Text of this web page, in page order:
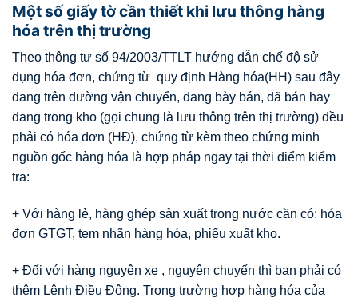
Một số giấy tờ cần thiết khi lưu thông hàng
hóa trên thị trường
Theo thông tư số 94/2003/TTLT hướng dẫn chế độ sử
dụng hóa đơn, chứng từ quy định Hàng hóa(HH) sau đây
đang trên đường vận chuyển, đang bày bán, đã bán hay
đang trong kho (gọi chung là lưu thông trên thị trường) đều
phải có hóa đơn (HĐ), chứng từ kèm theo chứng minh
nguồn gốc hàng hóa là hợp pháp ngay tại thời điểm kiểm
tra:
+ Với hàng lẻ, hàng ghép sản xuất trong nước cần có: hóa
đơn GTGT, tem nhãn hàng hóa, phiếu xuất kho.
+ Đối với hàng nguyên xe , nguyên chuyến thì bạn phải có
thêm Lệnh Điều Động. Trong trường hợp hàng hóa của